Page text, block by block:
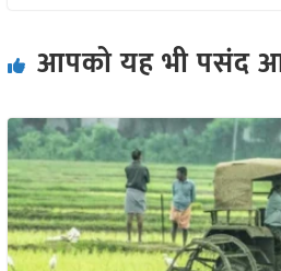
आपको यह भी पसंद